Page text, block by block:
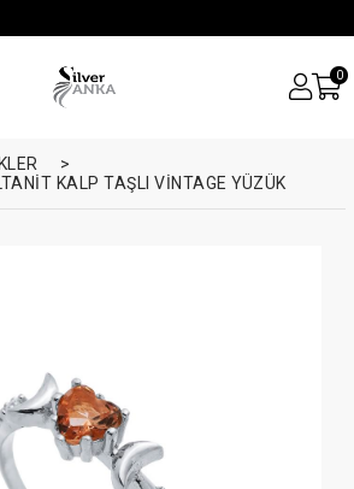
0
>
KALP TAŞLI VINTAGE YÜZÜK